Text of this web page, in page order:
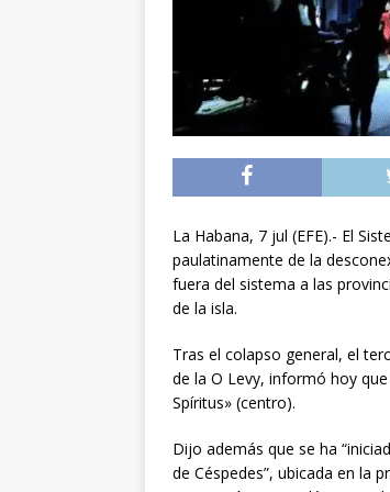
[
[
La Habana, 7 jul (EFE).- El
paulatinamente de la
fuera del sistema a las
de la isla.
Tras el colapso general, el
de la O Levy, informó hoy
Spíritus» (centro).
Dijo además que se ha
de Céspedes”, ubicada en la